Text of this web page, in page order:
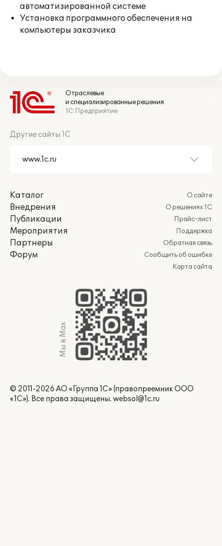
автоматизированной системе
Установка программного обеспечения на
компьютеры заказчика
Отраслевые
и специализированные решения
1С:Предприятие
Другие сайты 1С
Каталог
Внедрения
Публикации
Мероприятия
Партнеры
Форум
О сайте
О решениях 1С
Прайс-лист
Поддержка
Обратная связь
Сообщить об ошибке
Карта сайта
Мы в Max
© 2011-2026 АО «Группа 1С» (правопреемник ООО
«1С»). Все права защищены. websol@1c.ru